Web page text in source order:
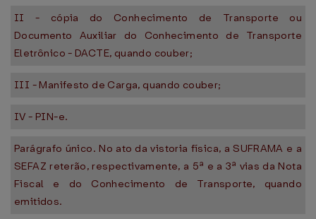
II - cópia do Conhecimento de Transporte ou
Documento Auxiliar do Conhecimento de Transporte
Eletrônico - DACTE, quando couber;
III - Manifesto de Carga, quando couber;
IV - PIN-e.
Parágrafo único. No ato da vistoria física, a SUFRAMA e a
SEFAZ reterão, respectivamente, a 5ª e a 3ª vias da Nota
Fiscal e do Conhecimento de Transporte, quando
emitidos.